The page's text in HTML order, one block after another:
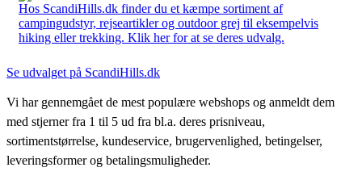
Hos ScandiHills.dk finder du et kæmpe sortiment af
campingudstyr, rejseartikler og outdoor grej til eksempelvis
hiking eller trekking. Klik her for at se deres udvalg.
Se udvalget på ScandiHills.dk
Vi har gennemgået de mest populære webshops og anmeldt dem
med stjerner fra 1 til 5 ud fra bl.a. deres prisniveau,
sortimentstørrelse, kundeservice, brugervenlighed, betingelser,
leveringsformer og betalingsmuligheder.